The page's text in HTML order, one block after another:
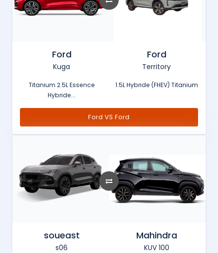
Ford
Kuga
Titanium 2.5L Essence
Hybride...
Ford
Territory
1.5L Hybride (FHEV) Titanium
Ford VS Ford
soueast
s06
Mahindra
KUV 100